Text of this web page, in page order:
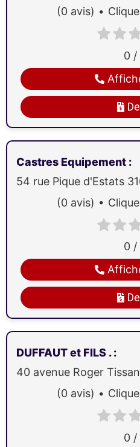
0 /
(0 avis)
Castres Equipement :
54 rue Pique d'Estats
0 /
(0 avis)
DUFFAUT et FILS .:
40 avenue Roger
0 /
(0 avis)